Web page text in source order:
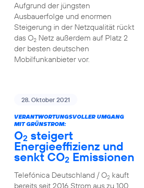
Aufgrund der jüngsten
Ausbauerfolge und enormen
Steigerung in der Netzqualität rückt
das O2Netz außerdem auf Platz 2
der besten deutschen
Mobilfunkanbieter vor.
28. Oktober 2021
VERANTWORTUNGSVOLLER UMGANG
MIT GRÜNSTROM:
O2 steigert
Energieeffizienz und
senkt CO2 Emissionen
Telefónica Deutschland / O2kauft
bereits seit 2016 Strom aus zu 100